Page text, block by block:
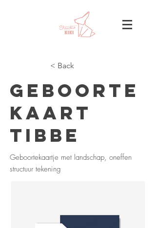
< Back
Geboorte
kaart
Tibbe
Geboortekaartje met landschap, oneffen
structuur tekening